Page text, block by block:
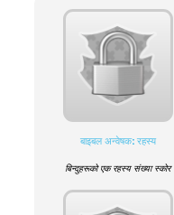
बाइबल अन्वेषक: रहस्य
बिन्दुहरूको एक रहस्य संख्या स्कोर